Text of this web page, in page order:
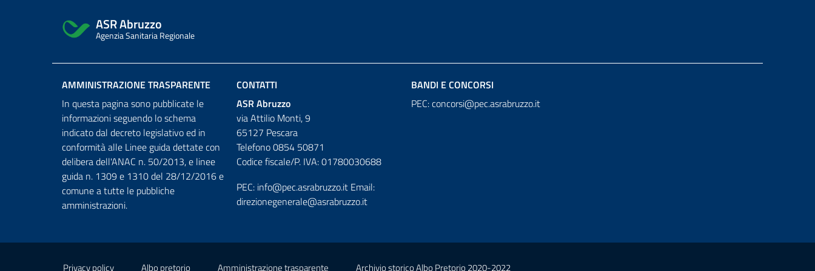
ASR Abruzzo
Agenzia Sanitaria Regionale
AMMINISTRAZIONE TRASPARENTE
In questa pagina sono pubblicate le
informazioni seguendo lo schema
indicato dal decreto legislativo ed in
conformità alle Linee guida dettate con
delibera dell'ANAC n. 50/2013, e linee
guida n. 1309 e 1310 del 28/12/2016 e
comune a tutte le pubbliche
amministrazioni.
CONTATTI
ASR Abruzzo
via Attilio Monti, 9
65127 Pescara
Telefono 0854 50871
Codice fiscale/P. IVA: 01780030688
PEC: info@pec.asrabruzzo.it Email:
direzionegenerale@asrabruzzo.it
BANDI E CONCORSI
PEC:concorsi@pec.asrabruzzo.it
Small
Privacy policy Albo pretorio Amministrazione trasparente Archivio storico Albo Pretorio 2020-2022